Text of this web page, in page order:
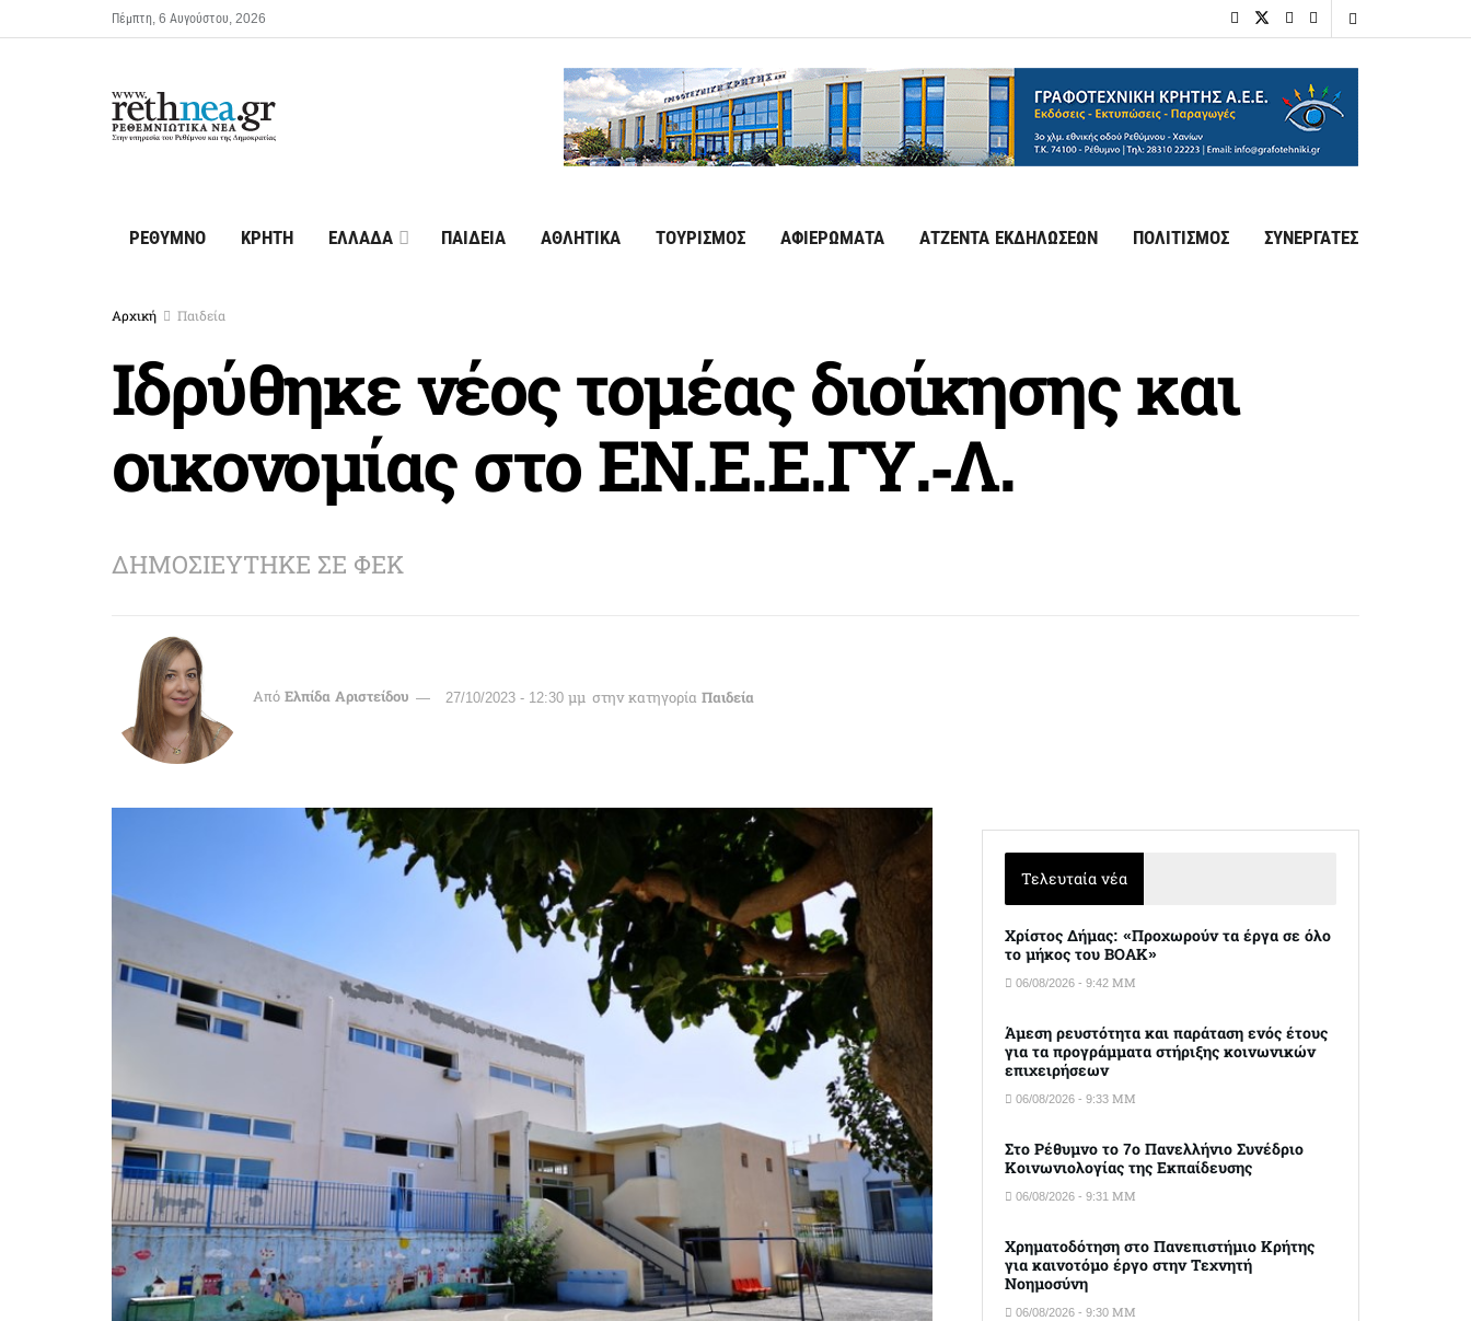
Πέμπτη, 6 Αυγούστου, 2026
ΡΕΘΥΜΝΟ ΚΡΗΤΗ ΕΛΛΑΔΑ ΠΑΙΔΕΙΑ ΑΘΛΗΤΙΚΑ ΤΟΥΡΙΣΜΟΣ ΑΦΙΕΡΩΜΑΤΑ ΑΤΖΕΝΤΑ ΕΚΔΗΛΩΣΕΩΝ ΠΟΛΙΤΙΣΜΟΣ ΣΥΝΕΡΓΑΤΕΣ
Αρχική Παιδεία
Ιδρύθηκε νέος τομέας διοίκησης και
οικονομίας στο ΕΝ.Ε.Ε.ΓΥ.-Λ.
ΔΗΜΟΣΙΕΥΤΗΚΕ ΣΕ ΦΕΚ
Από Ελπίδα Αριστείδου 27/10/2023 - 12:30 μμ στην κατηγορία Παιδεία
Τελευταία νέα
Χρίστος Δήμας: «Προχωρούν τα έργα σε όλο
το μήκος του ΒΟΑΚ»
06/08/2026 - 9:42 ΜΜ
Άμεση ρευστότητα και παράταση ενός έτους
για τα προγράμματα στήριξης κοινωνικών
επιχειρήσεων
06/08/2026 - 9:33 ΜΜ
Στο Ρέθυμνο το 7ο Πανελλήνιο Συνέδριο
Κοινωνιολογίας της Εκπαίδευσης
06/08/2026 - 9:31 ΜΜ
Χρηματοδότηση στο Πανεπιστήμιο Κρήτης
για καινοτόμο έργο στην Τεχνητή
Νοημοσύνη
06/08/2026 - 9:30 ΜΜ